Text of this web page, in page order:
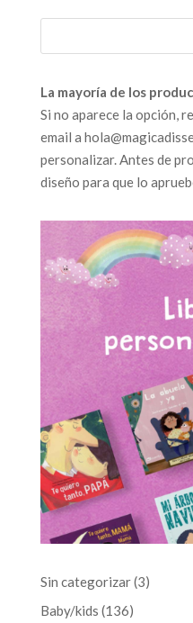
La mayoría de los
Si no aparece la opción,
email a
personalizar. Antes de
diseño para que lo
Sin categorizar 33
Baby/kids 136136